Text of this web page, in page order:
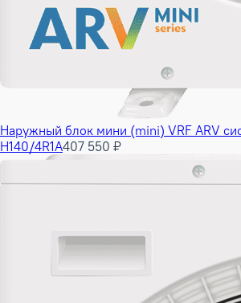
Наружный блок мини (mini) VRF ARV
H140/4R1A407 550 ₽